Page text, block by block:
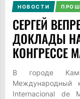
НОВОСТИ
СЕРГЕЙ
ДОКЛАДЫ
КОНГРЕССЕ
В городе
Международный
Internacional de